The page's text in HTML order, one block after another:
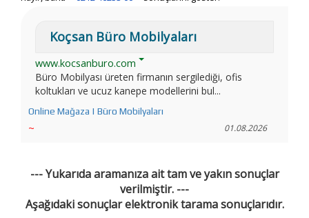
Koçsan Büro Mobilyaları
www.kocsanburo.com
Büro Mobilyası üreten firmanın sergilediği, ofis
koltukları ve ucuz kanepe modellerini bul...
Online Mağaza | Büro Mobilyaları
~ 01.08.2026
--- Yukarıda aramanıza ait tam ve yakın sonuçlar
verilmiştir. ---
Aşağıdaki sonuçlar elektronik tarama sonuçlarıdır.